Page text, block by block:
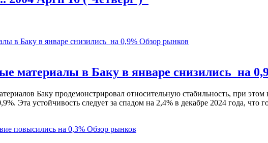
Обзор рынков
материалы в Баку в январе снизились на
Баку продемонстрировал относительную стабильность, при
Эта устойчивость следует за спадом на 2,4% в декабре 2024 года, что
Обзор рынков